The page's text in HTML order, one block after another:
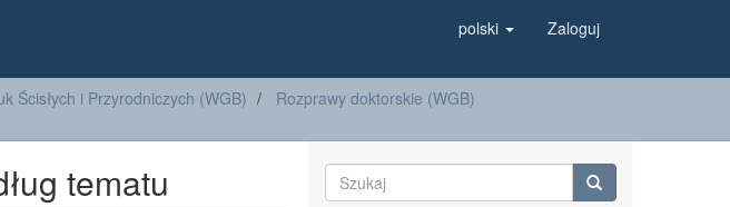
polski Zaloguj
Ścisłych i Przyrodniczych (WGB)
Rozprawy doktorskie (WGB)
tematu